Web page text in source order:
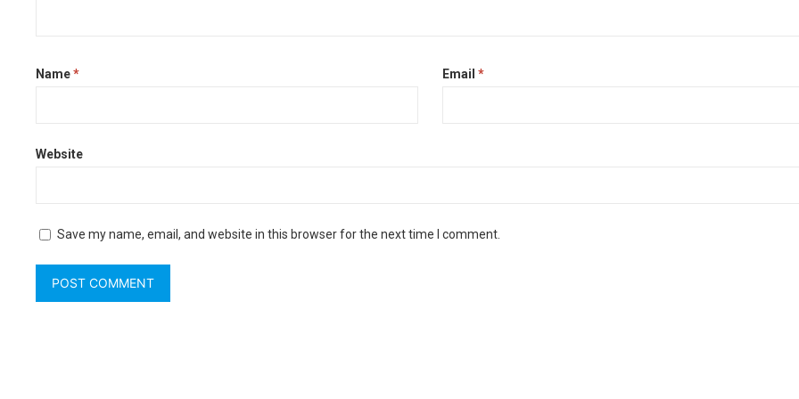
Name* Email *
Website
Save my name, email, and website in this browser for the next time I comment.